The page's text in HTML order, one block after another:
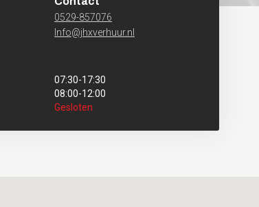
0529-857076
Info@jhxverhuur.nl
07:30-17:30
08:00-12:00
Gesloten